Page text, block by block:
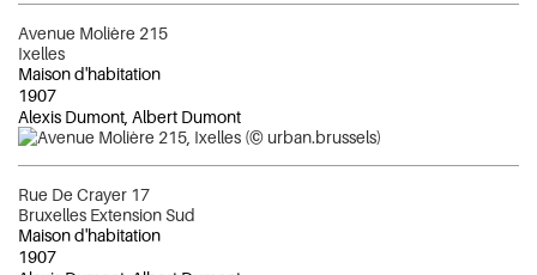
Avenue Molière 215
Ixelles
Maison d'habitation
1907
Alexis Dumont, Albert Dumont
Rue De Crayer 17
Bruxelles Extension Sud
Maison d'habitation
1907